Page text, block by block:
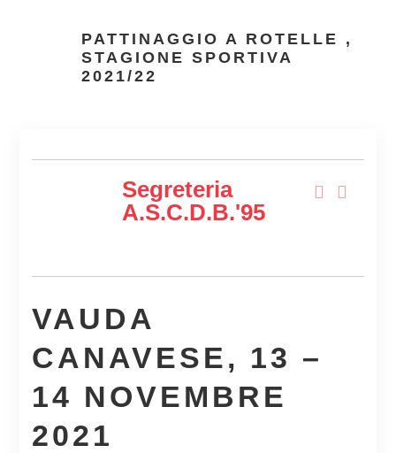
PATTINAGGIO A ROTELLE ,
STAGIONE SPORTIVA
2021/22
Segreteria
A.s.c.d.B.'95
VAUDA
CANAVESE, 13 –
14 NOVEMBRE
2021